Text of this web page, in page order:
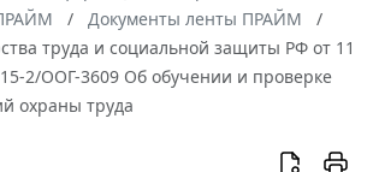
Документы ленты ПРАЙМ
труда и социальной защиты РФ от 11
2/ООГ-3609 Об обучении и проверке
охраны труда